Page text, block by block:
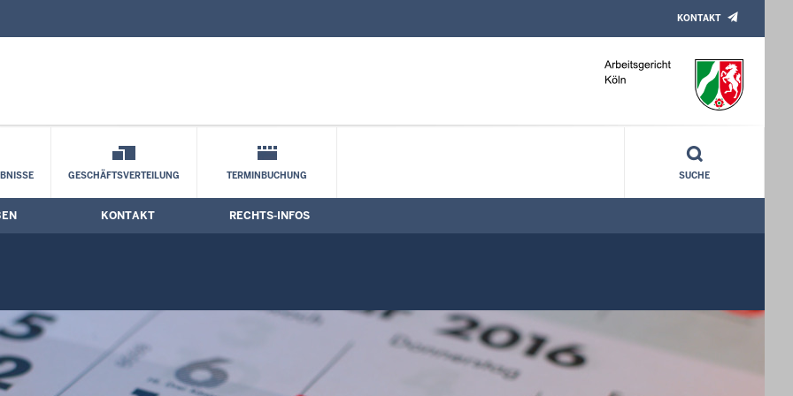
Kontaktformular
KONTAKT
GESCHÄFTSVERTEILUNG TERMINBUCHUNG SUCHE
KONTAKT RECHTS-INFOS